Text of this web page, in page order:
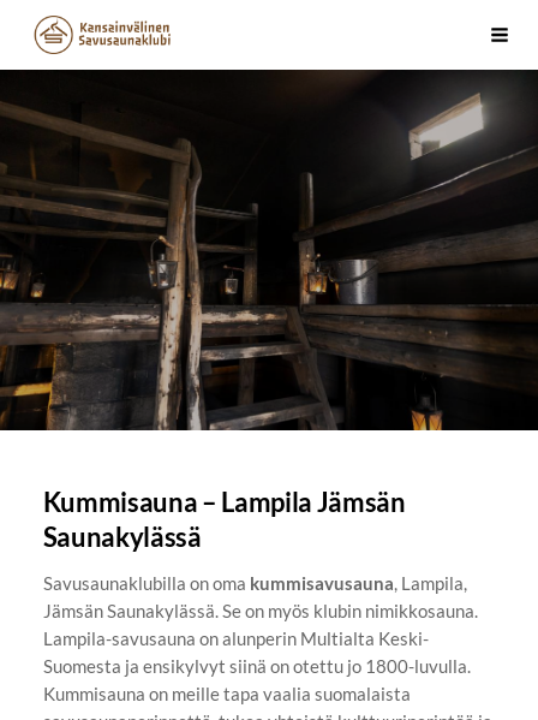
Siirry
sivun
Kansainvälinen Savusaunaklubi ry
Kummisauna – Lampila Jämsän
Saunakylässä
Savusaunaklubilla on oma kummisavusauna , Lampila,
Jämsän Saunakylässä. Se on myös klubin nimikkosauna.
Lampila-savusauna on alunperin Multialta Keski-
Suomesta ja ensikylvyt siinä on otettu jo 1800-luvulla.
Kummisauna on meille tapa vaalia suomalaista